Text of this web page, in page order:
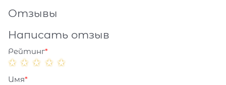
Отзывы
Написать отзыв
Рейтинг
Имя